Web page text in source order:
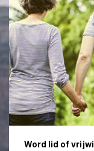
Word lid of